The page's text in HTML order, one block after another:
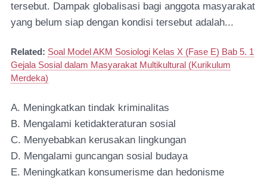
tersebut. Dampak globalisasi bagi anggota masyarakat
yang belum siap dengan kondisi tersebut adalah...
Related: Soal Model AKM Sosiologi Kelas X (Fase E) Bab 5. 1
Gejala Sosial dalam Masyarakat Multikultural (Kurikulum
Merdeka)
A. Meningkatkan tindak kriminalitas
B. Mengalami ketidakteraturan sosial
C. Menyebabkan kerusakan lingkungan
D. Mengalami guncangan sosial budaya
E. Meningkatkan konsumerisme dan hedonisme